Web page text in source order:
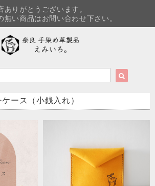
ありがとうございます。
無い商品はお問い合わせ下さい。
ース（小銭入れ）